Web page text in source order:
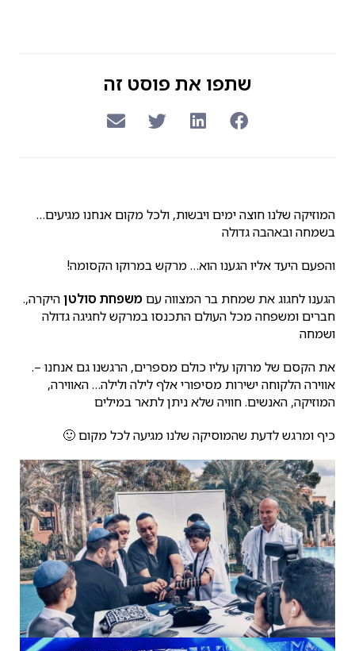
שתפו את פוסט זה
…המוזיקה שלנו חוצה ימים ויבשות, ולכל מקום אנחנו מגיעים
בשמחה ובאהבה גדולה
!והפעם היעד אליו הגענו הוא… מרקש במרוקו הקסומה
.הגענו לחגוג את שמחת בר המצווה עם משפחת סולטןהיקרה,
חברים ומשפחה מכל העולם התכנסו במרקש לחגיגה גדולה
ושמחה
.את הקסם של מרוקו עליו כולם מספרים, הרגשנו גם אנחנו –
אווירה הלקוחה ישירות מסיפורי אלף לילה ולילה… האווירה,
המוזיקה, האנשים. חוויה שלא ניתן לתאר במילים
🙂 כיף ומרגש לדעת שהמוסיקה שלנו מגיעה לכל מקום